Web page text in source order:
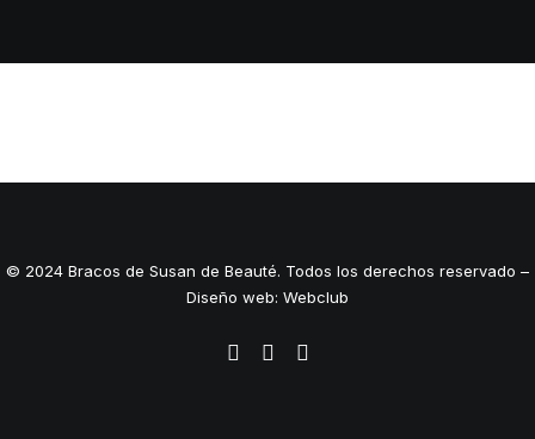
© 2024 Bracos de Susan de Beauté. Todos los derechos reservado –
Diseño web: Webclub